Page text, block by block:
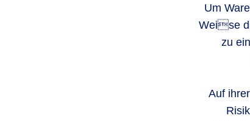
Um
Weise
zu
Auf